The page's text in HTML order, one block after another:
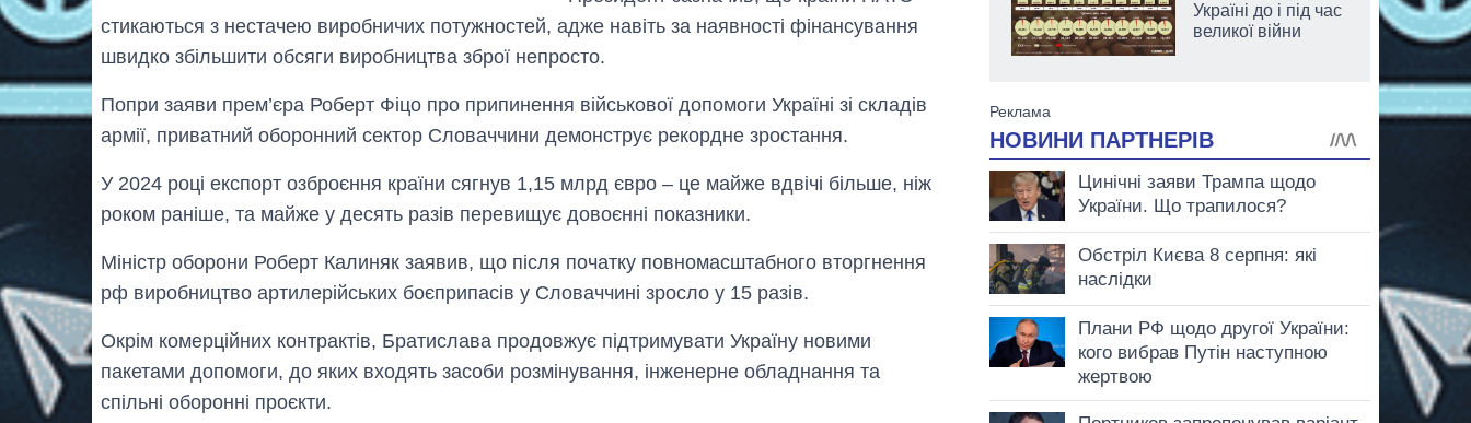
стикаються з нестачею виробничих потужностей, адже навіть за наявності фінансування
швидко збільшити обсяги виробництва зброї непросто.
Попри заяви прем’єра Роберт Фіцо про припинення військової допомоги Україні зі складів
армії, приватний оборонний сектор Словаччини демонструє рекордне зростання.
У 2024 році експорт озброєння країни сягнув 1,15 млрд євро – це майже вдвічі більше, ніж
роком раніше, та майже у десять разів перевищує довоєнні показники.
Міністр оборони Роберт Калиняк заявив, що після початку повномасштабного вторгнення
рф виробництво артилерійських боєприпасів у Словаччині зросло у 15 разів.
Окрім комерційних контрактів, Братислава продовжує підтримувати Україну новими
пакетами допомоги, до яких входять засоби розмінування, інженерне обладнання та
спільні оборонні проєкти.
роки і що
Україні до і під час
великої війни